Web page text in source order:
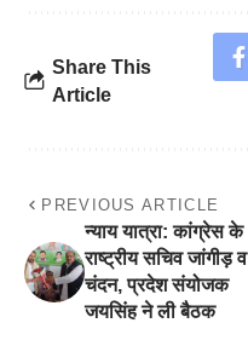
Share This
Article
PREVIOUS ARTICLE
न्याय यात्रा: कांग्रेस के
राष्ट्रीय सचिव जांगीड़ व
चंदन, प्रदेश संयोजक
जयसिंह ने ली बैठक